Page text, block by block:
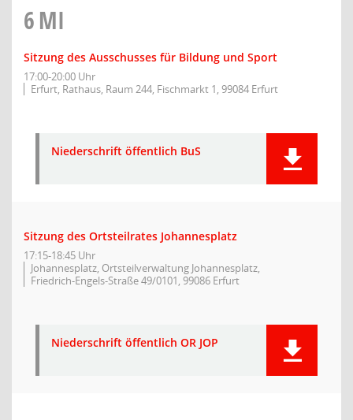
6MI
Sitzung des Ausschusses für Bildung und Sport
17:00-20:00 Uhr
Erfurt, Rathaus, Raum 244, Fischmarkt 1, 99084 Erfurt
Niederschrift öffentlich BuS
Sitzung des Ortsteilrates Johannesplatz
17:15-18:45 Uhr
Johannesplatz, Ortsteilverwaltung Johannesplatz,
Friedrich-Engels-Straße 49/0101, 99086 Erfurt
Niederschrift öffentlich OR JOP